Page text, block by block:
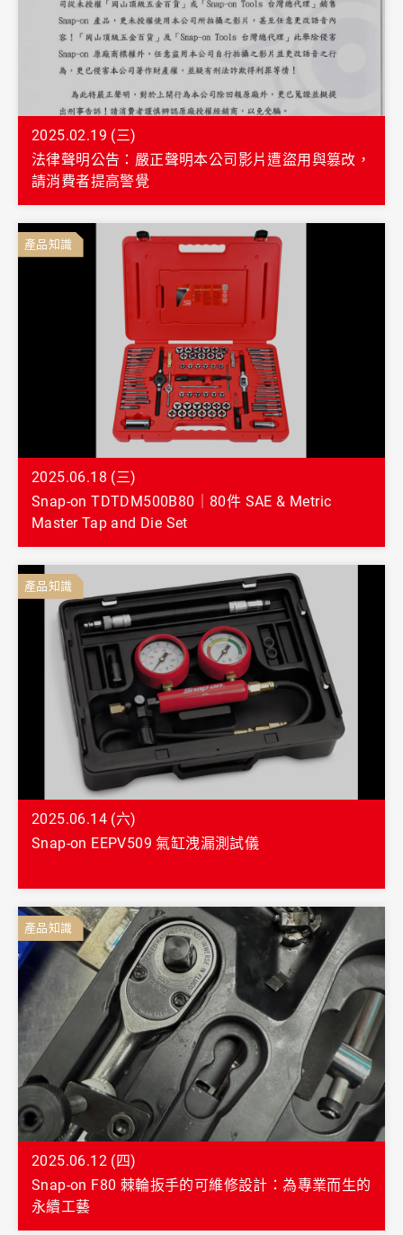
2025.02.19 (三)
法律聲明公告：嚴正聲明本公司影片遭盜用與篡改，
請消費者提高警覺
產品知識
2025.06.18 (三)
Snap-on TDTDM500B80｜80件 SAE & Metric
Master Tap and Die Set
產品知識
2025.06.14 (六)
Snap-on EEPV509 氣缸洩漏測試儀
產品知識
2025.06.12 (四)
Snap-on F80 棘輪扳手的可維修設計：為專業而生的
永續工藝